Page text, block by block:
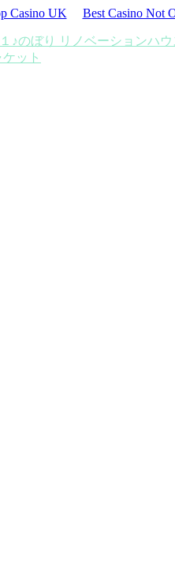
Casino UK Best Casino Not
♪のぼり リノベーションハウ
ット